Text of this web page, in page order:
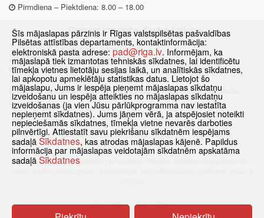
Pirmdiena – Piektdiena: 8.00 – 18.00
Departamenta darba laiks:
Pirmdiena, Ceturtdiena: 8.30 – 18.00
Otrdiena, Trešdiena: 8.30 – 17.00
Piektdiena: 8.30 – 15.00
Klātienes konsultācijas pieejamas tikai ar iepriekšēju pierakstu.
Sākums Jaunumi Biežāk uzdotie jautājumi
Lapas karte
Sīkdatnes
Kontakti
© 2021 Rīgas valstspilsētas pašvaldības Pilsētas attīstības departaments.
Šīs mājaslapas pārzinis ir Rīgas valstspilsētas pašvaldības
Pilsētas attīstības departaments, kontaktinformācija:
elektroniskā pasta adrese: pad@riga.lv. Informējam, ka
mājaslapā tiek izmantotas tehniskās sīkdatnes, lai identificētu
tīmekļa vietnes lietotāju sesijas laikā, un analītiskās sīkdatnes,
lai apkopotu apmeklētāju statistikas datus. Lietojot šo
mājaslapu, Jums ir iespēja pieņemt mājaslapas sīkdatņu
izveidošanu un iespēja atteikties no mājaslapas sīkdatņu
izveidošanas (ja vien Jūsu pārlūkprogramma nav iestatīta
nepieņemt sīkdatnes). Jums jāņem vērā, ja atspējosiet noteikti
nepieciešamās sīkdatnes, tīmekļa vietne nevarēs darboties
pilnvērtīgi. Attiestatīt savu piekrišanu sīkdatnēm iespējams
sadaļā Sīkdatnes, kas atrodas mājaslapas kājenē. Papildus
informācija par mājaslapas veidotajām sīkdatnēm apskatāma
sadaļā Sīkdatnes